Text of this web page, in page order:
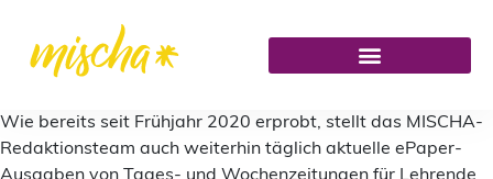
Wie bereits seit Frühjahr 2020 erprobt, stellt das MISCHA-
Redaktionsteam auch weiterhin täglich aktuelle ePaper-